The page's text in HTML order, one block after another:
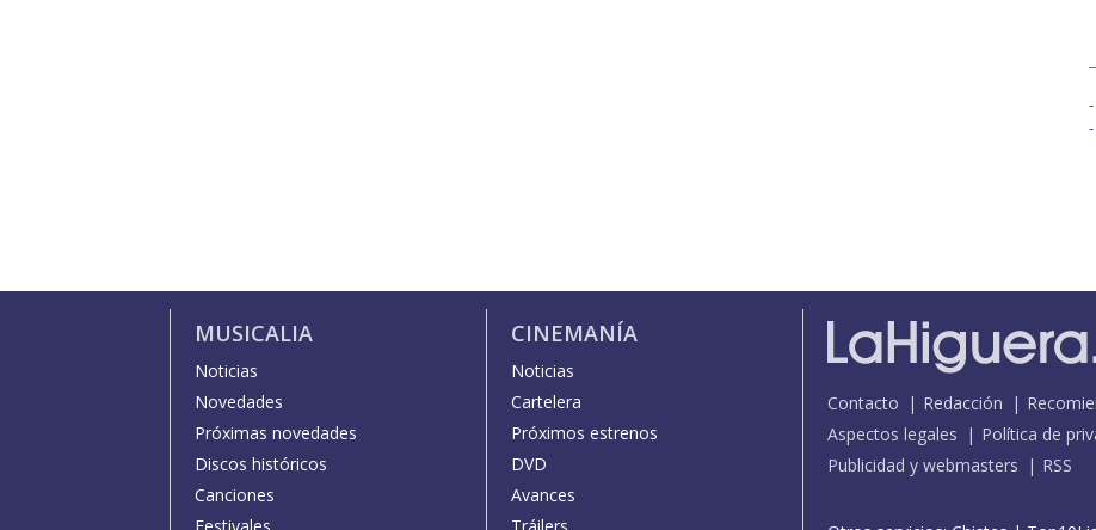
MUSICALIA
Noticias
Novedades
Próximas novedades
Discos históricos
Canciones
CINEMANÍA
Noticias
Cartelera
Próximos estrenos
DVD
Avances
Contacto Redacción
Aspectos legales
Política de
Publicidad y webmasters
RSS